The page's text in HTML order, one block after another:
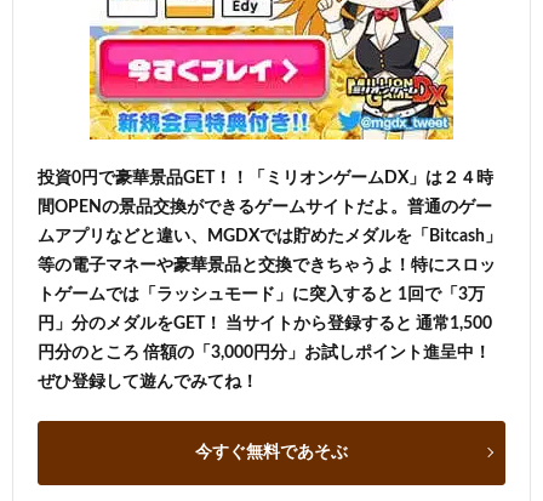
投資0円で豪華景品GET！！「ミリオンゲームDX」は２４時
間OPENの景品交換ができるゲームサイトだよ。普通のゲー
ムアプリなどと違い、MGDXでは貯めたメダルを「Bitcash」
等の電子マネーや豪華景品と交換できちゃうよ！特にスロッ
トゲームでは「ラッシュモード」に突入すると 1回で「3万
円」分のメダルをGET！ 当サイトから登録すると 通常1,500
円分のところ 倍額の「3,000円分」お試しポイント進呈中！
ぜひ登録して遊んでみてね！
今すぐ無料であそぶ